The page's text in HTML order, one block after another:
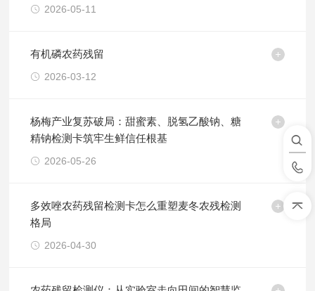
2026-05-11
有机磷农药残留
2026-03-12
杨梅产业复苏破局：甜蜜素、脱氢乙酸钠、糖
精钠检测卡筑牢生鲜信任根基
2026-05-26
多效唑农药残留检测卡怎么重塑麦冬农残检测
格局
2026-04-30